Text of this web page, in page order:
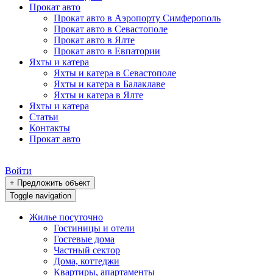
Прокат авто
Прокат авто в Аэропорту Симферополь
Прокат авто в Севастополе
Прокат авто в Ялте
Прокат авто в Евпатории
Яхты и катера
Яхты и катера в Севастополе
Яхты и катера в Балаклаве
Яхты и катера в Ялте
Яхты и катера
Статьи
Контакты
Прокат авто
Войти
+ Предложить объект
Toggle navigation
Жилье посуточно
Гостиницы и отели
Гостевые дома
Частный сектор
Дома, коттеджи
Квартиры, апартаменты